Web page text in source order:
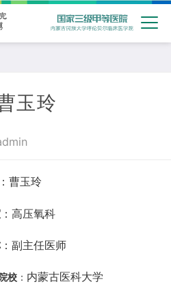
玉玲
：曹玉玲
：高压氧科
：副主任医师
校： 内蒙古医科大学